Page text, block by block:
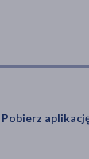
Pobierz